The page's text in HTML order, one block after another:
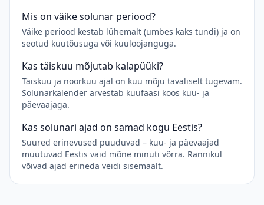
Mis on väike solunar periood?
Väike periood kestab lühemalt (umbes kaks tundi) ja on
seotud kuutõusuga või kuuloojanguga.
Kas täiskuu mõjutab kalapüüki?
Täiskuu ja noorkuu ajal on kuu mõju tavaliselt tugevam.
Solunarkalender arvestab kuufaasi koos kuu- ja
päevaajaga.
Kas solunari ajad on samad kogu Eestis?
Suured erinevused puuduvad – kuu- ja päevaajad
muutuvad Eestis vaid mõne minuti võrra. Rannikul
võivad ajad erineda veidi sisemaalt.